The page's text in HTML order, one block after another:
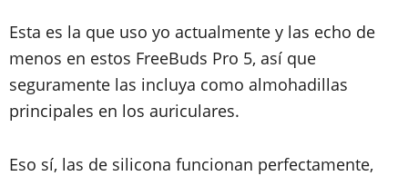
Esta es la que uso yo actualmente y las echo de
menos en estos FreeBuds Pro 5, así que
seguramente las incluya como almohadillas
principales en los auriculares.
Eso sí, las de silicona funcionan perfectamente,